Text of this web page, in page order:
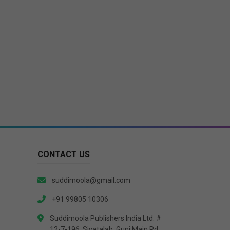
CONTACT US
suddimoola@gmail.com
+91 99805 10306
Suddimoola Publishers India Ltd. #